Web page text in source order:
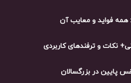
همه فواید و معایب آن